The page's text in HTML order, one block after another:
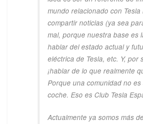
mundo relacionado con Tesla
compartir noticias (ya sea
mal, porque nuestra base es
hablar del estado actual y
eléctrica de Tesla, etc. Y, por
¡hablar de lo que realmente
Porque una comunidad no es
coche. Eso es Club Tesla
Actualmente ya somos más